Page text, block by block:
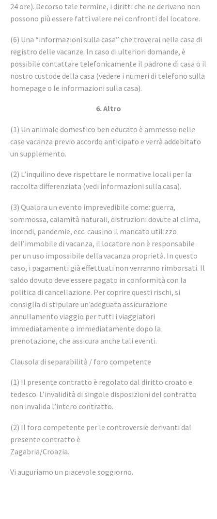
24 ore). Decorso tale termine, i diritti che ne derivano non
possono più essere fatti valere nei confronti del locatore.
(6) Una “informazioni sulla casa” che troverai nella casa di
registro delle vacanze. In caso di ulteriori domande, è
possibile contattare telefonicamente il padrone di casa o il
nostro custode della casa (vedere i numeri di telefono sulla
homepage o le informazioni sulla casa).
6. Altro
(1) Un animale domestico ben educato è ammesso nelle
case vacanza previo accordo anticipato e verrà addebitato
un supplemento.
(2) L’inquilino deve rispettare le normative locali per la
raccolta differenziata (vedi informazioni sulla casa).
(3) Qualora un evento imprevedibile come: guerra,
sommossa, calamità naturali, distruzioni dovute al clima,
incendi, pandemie, ecc. causino il mancato utilizzo
dell’immobile di vacanza, il locatore non è responsabile
per un uso impossibile della vacanza proprietà. In questo
caso, i pagamenti già effettuati non verranno rimborsati. Il
saldo dovuto deve essere pagato in conformità con la
politica di cancellazione. Per coprire questi rischi, si
consiglia di stipulare un’adeguata assicurazione
annullamento viaggio per tutti i viaggiatori
immediatamente o immediatamente dopo la
prenotazione, che assicura anche tali eventi.
Clausola di separabilità / foro competente
(1) Il presente contratto è regolato dal diritto croato e
tedesco. L’invalidità di singole disposizioni del contratto
non invalida l’intero contratto.
(2) Il foro competente per le controversie derivanti dal
presente contratto è
Zagabria/Croazia.
Vi auguriamo un piacevole soggiorno.